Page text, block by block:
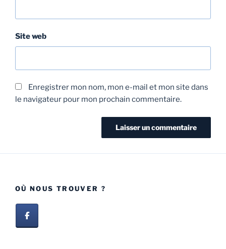
Site web
Enregistrer mon nom, mon e-mail et mon site dans
le navigateur pour mon prochain commentaire.
OÙ NOUS TROUVER ?